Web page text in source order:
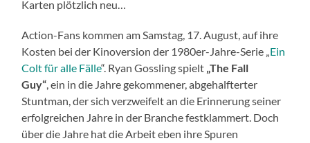
Karten plötzlich neu…
Action-Fans kommen am Samstag, 17. August, auf ihre
Kosten bei der Kinoversion der 1980er-Jahre-Serie „Ein
Colt für alle Fälle“. Ryan Gossling spielt „The Fall
Guy“, ein in die Jahre gekommener, abgehalfterter
Stuntman, der sich verzweifelt an die Erinnerung seiner
erfolgreichen Jahre in der Branche festklammert. Doch
über die Jahre hat die Arbeit eben ihre Spuren